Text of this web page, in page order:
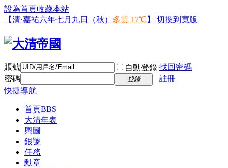
設為首頁收藏本站
【清·嘉祐六年七月九日（秋） 多雲 17℃ 】 切換到寬版
賬號 自動登錄 找回密碼
密碼
登錄
註冊
快捷導航
首頁BBS
大清年表
輿圖
銀號
任務
勳章